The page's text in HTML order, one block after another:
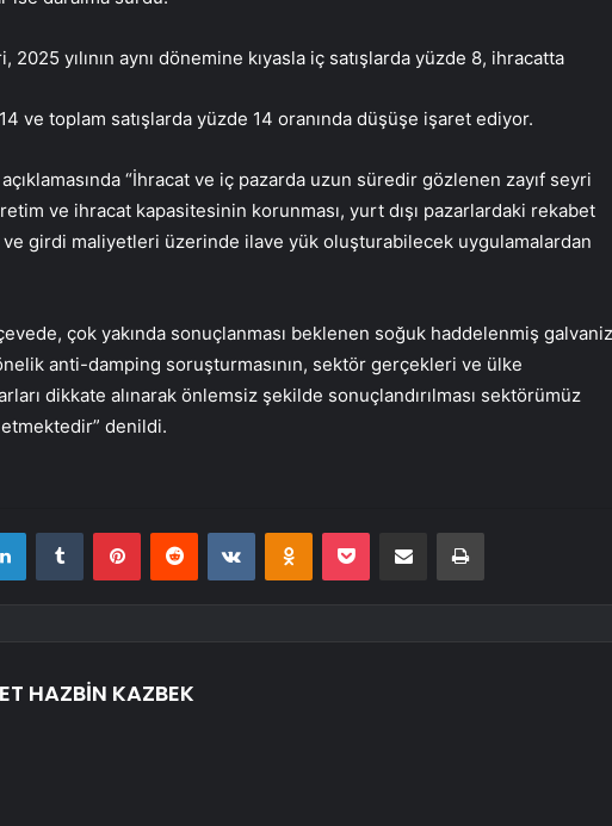
yılının aynı dönemine kıyasla iç satışlarda yüzde 8, ihracatta
ve toplam satışlarda yüzde 14 oranında düşüşe işaret ediyor.
“İhracat ve iç pazarda uzun süredir gözlenen zayıf seyri
ve ihracat kapasitesinin korunması, yurt dışı pazarlardaki rekabet
girdi maliyetleri üzerinde ilave yük oluşturabilecek uygulamalardan
çok yakında sonuçlanması beklenen soğuk haddelenmiş
anti-damping soruşturmasının, sektör gerçekleri ve ülke
dikkate alınarak önlemsiz şekilde sonuçlandırılması sektörümüz
denildi.
LinkedInTumblr PinterestReddit VKontakteOdnoklassniki
Pocket E-Posta ile paylaş Yazdır
HAZBİN KAZBEK